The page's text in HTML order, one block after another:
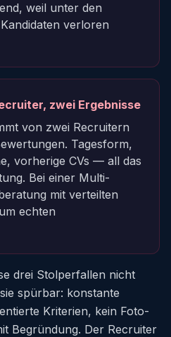
weil unter den
verloren
zwei Ergebnisse
von zwei Recruitern
Tagesform,
vorherige CVs — all das
Bei einer Multi-
mit verteilten
echten
drei Stolperfallen nicht
spürbar: konstante
Kriterien, kein Foto-
Begründung. Der Recruiter